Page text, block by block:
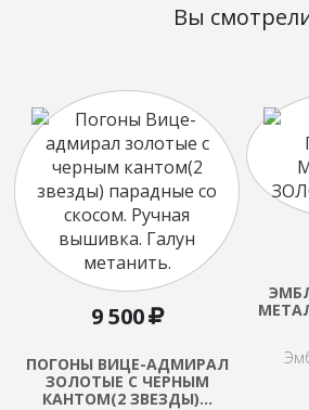
Вы
9 500
ПОГОНЫ ВИЦЕ-АДМИРАЛ
ЗОЛОТЫЕ С ЧЕРНЫМ
КАНТОМ(2 ЗВЕЗДЫ)…